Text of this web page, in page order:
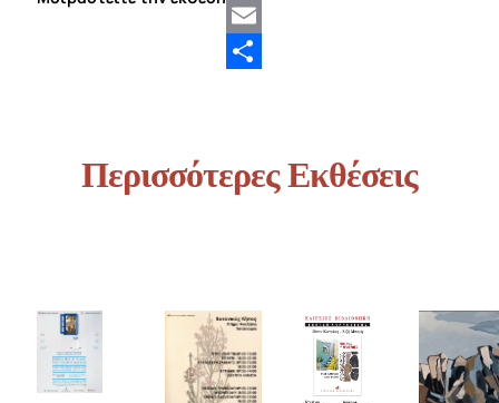
Twitter
Email
Περισσότερες Εκθέσεις